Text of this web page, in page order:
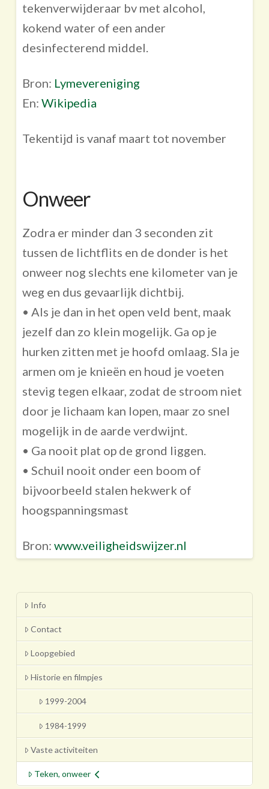
tekenverwijderaar bv met alcohol,
kokend water of een ander
desinfecterend middel.
Bron: Lymevereniging
En: Wikipedia
Tekentijd is vanaf maart tot november
Onweer
Zodra er minder dan 3 seconden zit
tussen de lichtflits en de donder is het
onweer nog slechts ene kilometer van je
weg en dus gevaarlijk dichtbij.
• Als je dan in het open veld bent, maak
jezelf dan zo klein mogelijk. Ga op je
hurken zitten met je hoofd omlaag. Sla je
armen om je knieën en houd je voeten
stevig tegen elkaar, zodat de stroom niet
door je lichaam kan lopen, maar zo snel
mogelijk in de aarde verdwijnt.
• Ga nooit plat op de grond liggen.
• Schuil nooit onder een boom of
bijvoorbeeld stalen hekwerk of
hoogspanningsmast
Bron: www.veiligheidswijzer.nl
Info
Contact
Loopgebied
Historie en filmpjes
1999-2004
1984-1999
Vaste activiteiten
Teken, onweer